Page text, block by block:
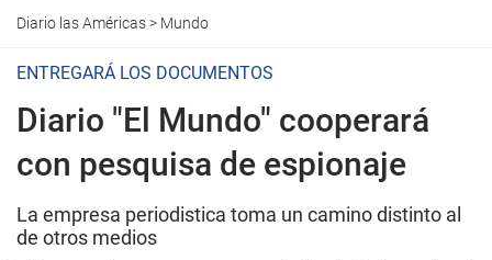
Diario las Américas> Mundo
ENTREGARÁ LOS DOCUMENTOS
Diario "El Mundo" cooperará
con pesquisa de espionaje
La empresa periodistica toma un camino distinto al
de otros medios